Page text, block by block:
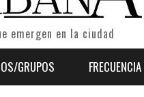
emergen en la ciudad
GRUPOS